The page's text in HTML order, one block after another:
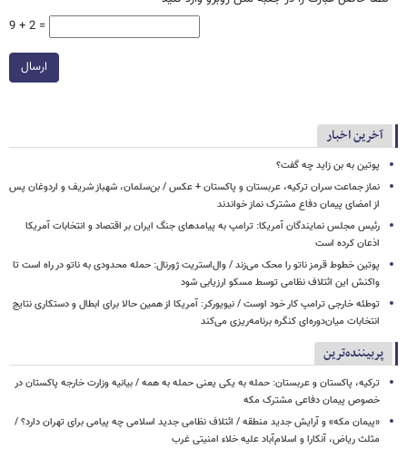
9 + 2 =
ارسال
آخرین اخبار
پوتین به بن زاید چه گفت؟
نماز جماعت سران ترکیه، عربستان و پاکستان + عکس / بن‌سلمان، شهباز شریف و اردوغان پس
از امضای پیمان دفاع مشترک نماز خواندند
رئیس مجلس نمایندگان آمریکا: ترامپ به پیامدهای جنگ ایران بر اقتصاد و انتخابات آمریکا
اذعان کرده است
پوتین خطوط قرمز ناتو را محک می‌زند / وال‌استریت ژورنال: حمله محدودی به ناتو در راه است تا
واکنش این ائتلاف نظامی توسط مسکو ارزیابی شود
توطئه خارجی ترامپ کار خود اوست / نیویورکر: آمریکا از همین حالا برای ابطال و دستکاری نتایج
انتخابات میان‌دوره‌ای کنگره برنامه‌ریزی می‌کند
پربیننده‌ترین
ترکیه، پاکستان و عربستان: حمله به یکی یعنی حمله به همه / بیانیه وزارت خارجه پاکستان در
خصوص پیمان دفاعی مشترک مکه
«پیمان مکه» و آرایش جدید منطقه / ائتلاف نظامی جدید اسلامی چه پیامی برای تهران دارد؟ /
مثلث ریاض، آنکارا و اسلام‌آباد علیه خلاء امنیتی غرب